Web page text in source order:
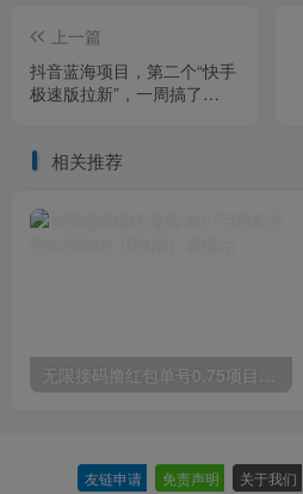
上一篇
抖音蓝海项目，第二个“快手
极速版拉新”，一周搞了
相关推荐
无限接码撸红包单号0.75项目无偿分享给你【揭秘】
友链申请 免责声明 关于我们